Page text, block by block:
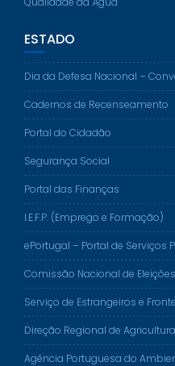
ESTADO
Dia da Defesa Nacional –
Cadernos de Recenseamento
Portal do Cidadão
Segurança Social
Portal das Finanças
I.E.F.P. (Emprego e Formação)
ePortugal – Portal de Serviços
Comissão Nacional de Eleições
Serviço de Estrangeiros e
Direção Regional de
Agência Portuguesa do